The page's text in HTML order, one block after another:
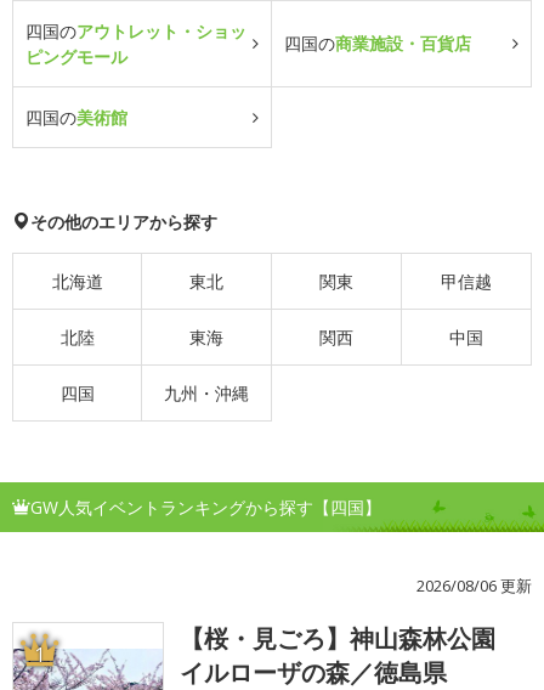
四国のアウトレット・ショッ
ピングモール
四国の商業施設・百貨店
四国の美術館
その他のエリアから探す
北海道 東北 関東 甲信越
北陸 東海 関西 中国
四国 九州・沖縄
GW人気イベントランキングから探す【四国】
2026/08/06 更新
1
【桜・見ごろ】神山森林公園
イルローザの森／徳島県